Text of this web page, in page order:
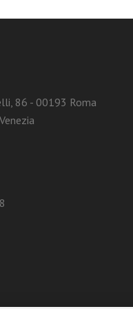
86 - 00193 Roma